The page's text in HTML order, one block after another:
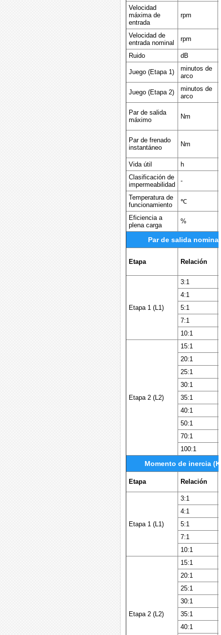
Velocidad
máxima de
entrada
rpm
Velocidad de
entrada nominal
rpm
Ruido dB
Juego (Etapa 1)
minutos de
arco
Juego (Etapa 2)
minutos de
arco
Par de salida
máximo
Nm
Par de frenado
instantáneo
Nm
Vida útil
h
Clasificación de
impermeabilidad
-
Temperatura de
funcionamiento
℃
Eficiencia a
plena carga
%
Par de salida
Etapa Relación
Etapa 1 (L1)
3:1
4:1
5:1
7:1
10:1
Etapa 2 (L2)
15:1
20:1
25:1
30:1
35:1
40:1
50:1
70:1
100:1
Momento de inercia
Etapa Relación
Etapa 1 (L1)
3:1
4:1
5:1
7:1
10:1
Etapa 2 (L2)
15:1
20:1
25:1
30:1
35:1
40:1